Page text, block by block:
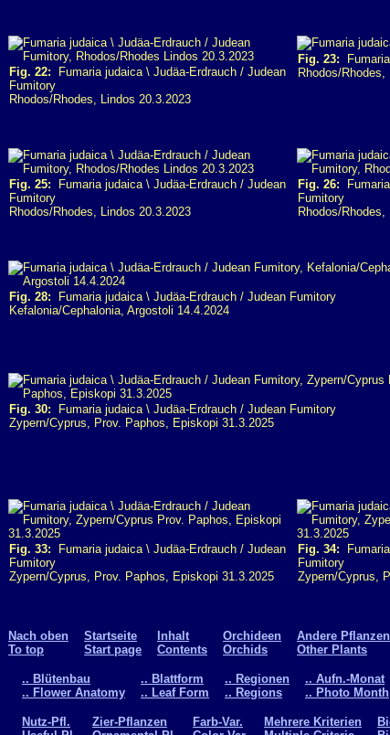
Fig. 22: Fumaria judaica \ Judäa-Erdrauch / Judean
Fumitory
Rhodos/Rhodes, Lindos 20.3.2023
Fig. 23:
Rhodos/
Fig. 25: Fumaria judaica \ Judäa-Erdrauch / Judean
Fumitory
Rhodos/Rhodes, Lindos 20.3.2023
Fig. 26:
Fumitory
Rhodos/
Fig. 28: Fumaria judaica \ Judäa-Erdrauch / Judean Fumitory
Kefalonia/Cephalonia, Argostoli 14.4.2024
Fig. 30: Fumaria judaica \ Judäa-Erdrauch / Judean Fumitory
Zypern/Cyprus, Prov. Paphos, Episkopi 31.3.2025
Fig. 33: Fumaria judaica \ Judäa-Erdrauch / Judean
Fumitory
Zypern/Cyprus, Prov. Paphos, Episkopi 31.3.2025
Fig. 34:
Fumitory
Zypern/Cyprus,
Nach oben
To top
Startseite
Start page
Inhalt
Contents
Orchideen
Orchids
Andere Pflanzen
Other Plants
.. Blütenbau
.. Flower Anatomy
.. Blattform
.. Leaf Form
.. Regionen
.. Regions
.. Aufn.-Monat
.. Photo Month
Nutz-Pfl.
Zier-Pflanzen
Farb-Var.
Mehrere Kriterien